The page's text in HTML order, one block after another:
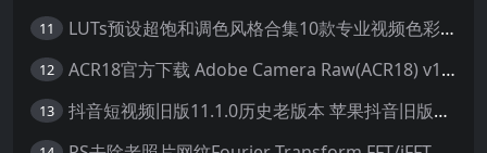
11 LUTs预设超饱和调色风格合集10款专业视频色彩视频剪辑预设Motion Array – Super Saturated LUTs Pack
12 ACR18官方下载 Adobe Camera Raw(ACR18) v18.1.1 for Mac 中文最新免费正式版 下载
13 抖音短视频旧版11.1.0历史老版本 苹果抖音旧版本ios恢复抖音旧版本11.1安装包